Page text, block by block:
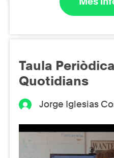
Taula
Quotidians
Jorge Iglesias